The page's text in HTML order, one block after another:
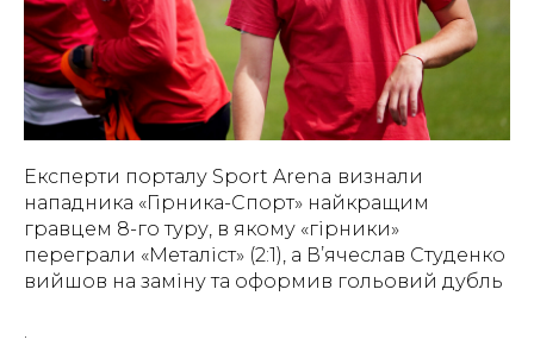
Експерти порталу Sport Arena визнали
нападника «Гірника-Спорт» найкращим
гравцем 8-го туру, в якому «гірники»
переграли «Металіст» (2:1), а В’ячеслав Студенко
вийшов на заміну та оформив гольовий дубль